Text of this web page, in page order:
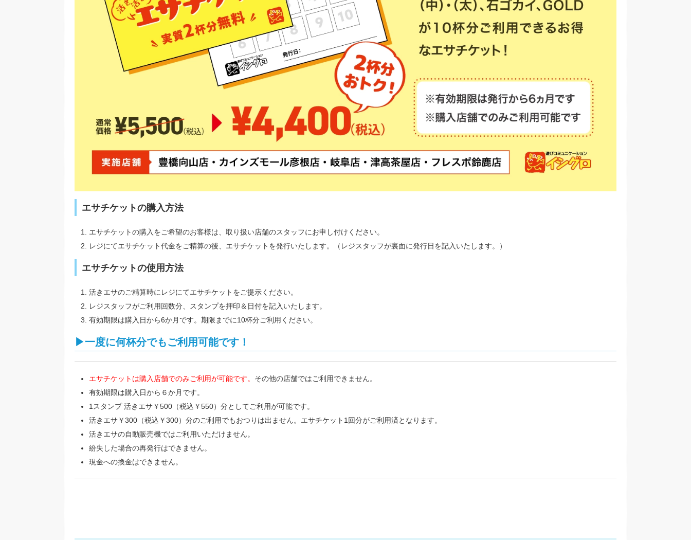
エサチケットの購入方法
エサチケットの購入をご希望のお客様は、取り扱い店舗のスタッフにお申し付けください。
レジにてエサチケット代金をご精算の後、エサチケットを発行いたします。（レジスタッフが裏面に発行日を記入いたします。）
エサチケットの使用方法
活きエサのご精算時にレジにてエサチケットをご提示ください。
レジスタッフがご利用回数分、スタンプを押印＆日付を記入いたします。
有効期限は購入日から6か月です。期限までに10杯分ご利用ください。
▶一度に何杯分でもご利用可能です！
エサチケットは購入店舗でのみご利用が可能です。 その他の店舗ではご利用できません。
有効期限は購入日から６か月です。
1スタンプ 活きエサ￥500（税込￥550）分としてご利用が可能です。
活きエサ￥300（税込￥300）分のご利用でもおつりは出ません。エサチケット1回分がご利用済となります。
活きエサの自動販売機ではご利用いただけません。
紛失した場合の再発行はできません。
現金への換金はできません。